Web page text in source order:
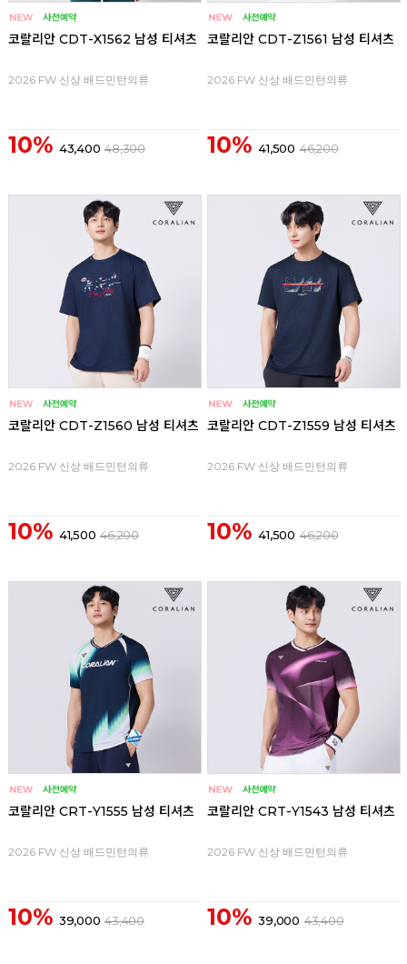
코랄리안 CDT-X1562 남성 티셔츠
2026 FW 신상 배드민턴의류
10% 43,400 48,300
코랄리안 CDT-Z1561 남성 티셔츠
2026 FW 신상 배드민턴의류
10% 41,500 46,200
코랄리안 CDT-Z1560 남성 티셔츠
2026 FW 신상 배드민턴의류
10% 41,500 46,200
코랄리안 CDT-Z1559 남성 티셔츠
2026 FW 신상 배드민턴의류
10% 41,500 46,200
코랄리안 CRT-Y1555 남성 티셔츠
2026 FW 신상 배드민턴의류
10% 39,000 43,400
코랄리안 CRT-Y1543 남성 티셔츠
2026 FW 신상 배드민턴의류
10% 39,000 43,400